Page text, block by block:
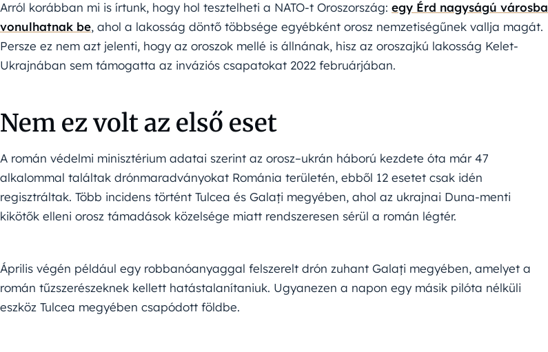
Arról korábban mi is írtunk, hogy hol tesztelheti a NATO-t Oroszország: egy Érd nagyságú városba
vonulhatnak be, ahol a lakosság döntő többsége egyébként orosz nemzetiségűnek vallja magát.
Persze ez nem azt jelenti, hogy az oroszok mellé is állnának, hisz az oroszajkú lakosság Kelet-
Ukrajnában sem támogatta az inváziós csapatokat 2022 februárjában.
Nem ez volt az első eset
A román védelmi minisztérium adatai szerint az orosz–ukrán háború kezdete óta már 47
alkalommal találtak drónmaradványokat Románia területén, ebből 12 esetet csak idén
regisztráltak. Több incidens történt Tulcea és Galați megyében, ahol az ukrajnai Duna-menti
kikötők elleni orosz támadások közelsége miatt rendszeresen sérül a román légtér.
Április végén például egy robbanóanyaggal felszerelt drón zuhant Galați megyében, amelyet a
román tűzszerészeknek kellett hatástalanítaniuk. Ugyanezen a napon egy másik pilóta nélküli
eszköz Tulcea megyében csapódott földbe.